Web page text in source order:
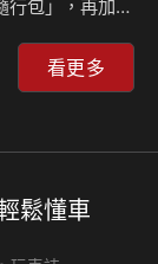
包」，再加碼
Cars試駕體驗
Auto了解
的夢想，即日
看更多
鬆懂車